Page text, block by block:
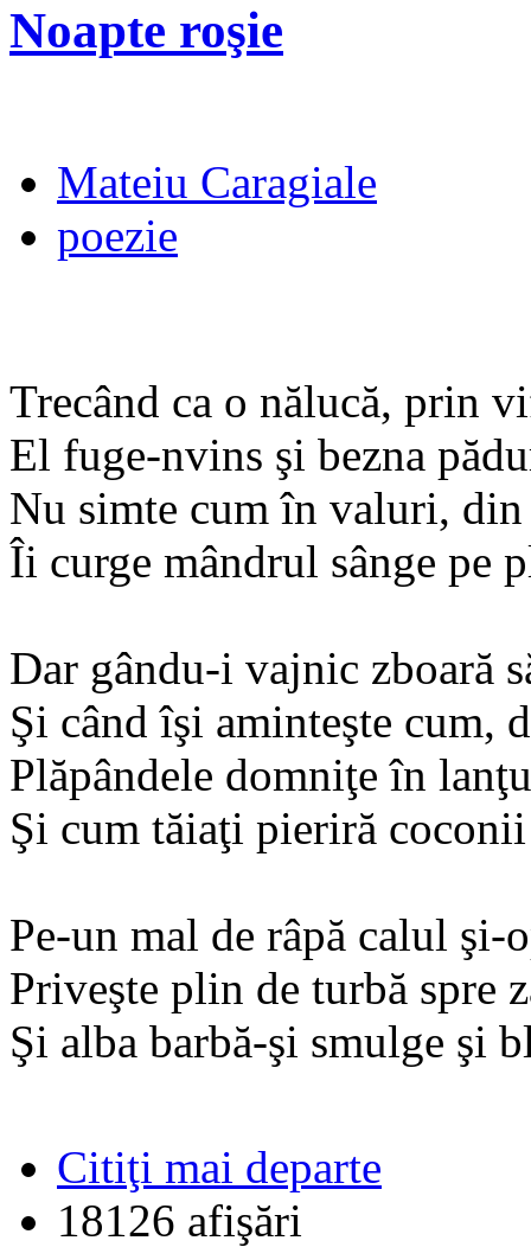
Noapte roşie
Mateiu Caragiale
poezie
Trecând ca o nălucă, prin
El fuge-nvins şi bezna
Nu simte cum în valuri,
Îi curge mândrul sânge pe
Dar gându-i vajnic zboară
Şi când îşi aminteşte cum,
Plăpândele domniţe în
Şi cum tăiaţi pieriră
Pe-un mal de râpă calul şi-
Priveşte plin de turbă spre
Şi alba barbă-şi smulge şi
Citiţi mai departe
18126 afişări